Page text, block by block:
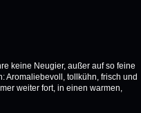
keine Neugier, außer auf so feine
Aromaliebevoll, tollkühn, frisch und
weiter fort, in einen warmen,